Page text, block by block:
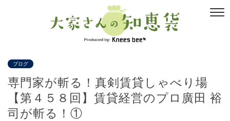
ブログ
専門家が斬る！真剣賃貸しゃべり場
【第４５８回】賃貸経営のプロ廣田 裕
司が斬る！①